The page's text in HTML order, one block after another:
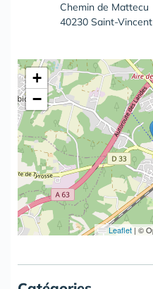
Chemin de Mattecu
40230 Saint-
+
−
Leaflet | ©